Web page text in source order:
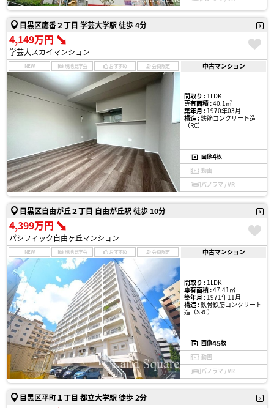
目黒区鷹番２丁目 学芸大学駅 徒歩 4分
4,149万円
学芸大スカイマンション
NEW 現地見学会 おすすめ 会員限定 中古マンション
間取り :1LDK
専有面積 :40.1㎡
築年月 :1970年03月
構造 :鉄筋コンクリート造
（RC）
画像4枚
動画
パノラマ / VR
目黒区自由が丘２丁目 自由が丘駅 徒歩 10分
4,399万円
パシフィック自由ヶ丘マンション
NEW 現地見学会 おすすめ 会員限定 中古マンション
間取り :1LDK
専有面積 :47.41㎡
築年月 :1971年11月
構造 :鉄骨鉄筋コンクリート
造（SRC）
画像45枚
動画
パノラマ / VR
目黒区平町１丁目 都立大学駅 徒歩 2分